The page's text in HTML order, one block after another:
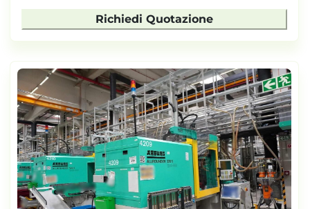
Richiedi Quotazione